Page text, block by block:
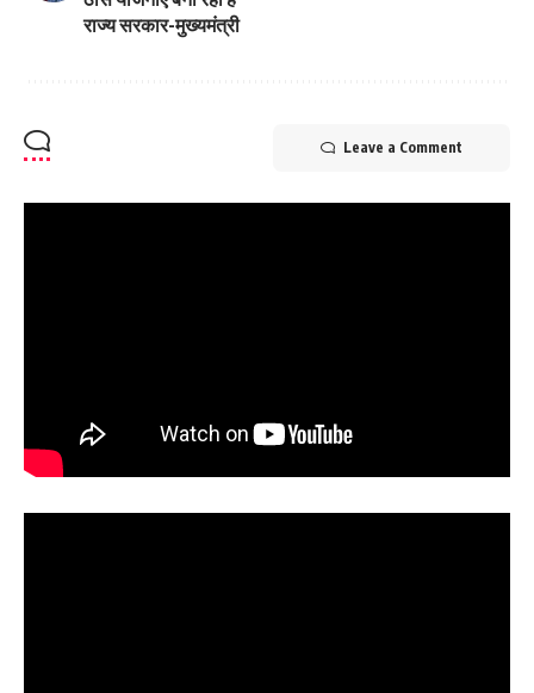
राज्य सरकार-मुख्यमंत्री
Leave a Comment